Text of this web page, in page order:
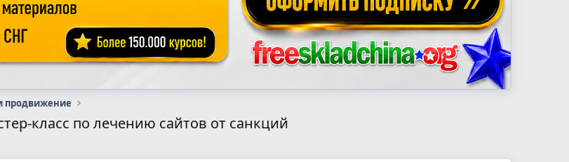
продвижение
класс по лечению сайтов от санкций